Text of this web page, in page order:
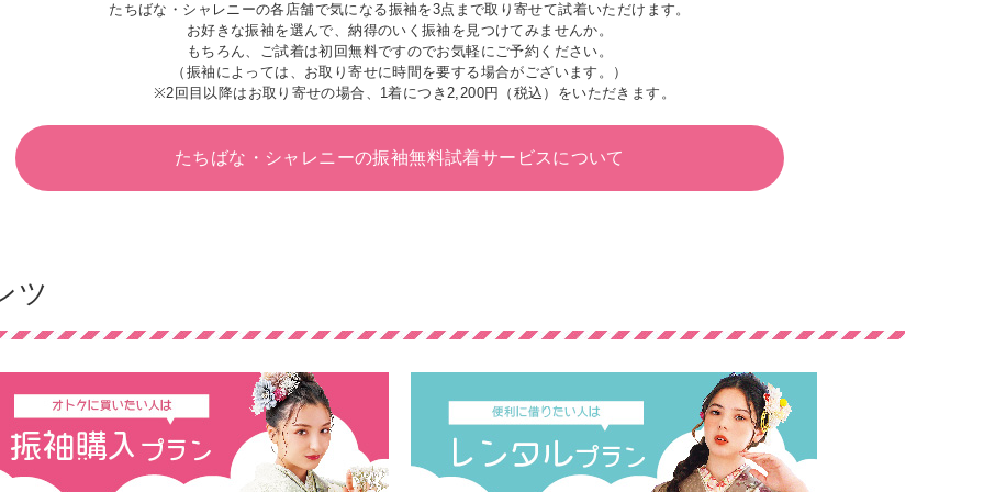
たちばな・シャレニーの各店舗で気になる振袖を3点まで取り寄せて試着いただけます。
お好きな振袖を選んで、納得のいく振袖を見つけてみませんか。
もちろん、ご試着は初回無料ですのでお気軽にご予約ください。
（振袖によっては、お取り寄せに時間を要する場合がございます。）
※2回目以降はお取り寄せの場合、1着につき2,200円（税込）をいただきます。
たちばな・シャレニーの振袖無料試着サービスについて
ツ